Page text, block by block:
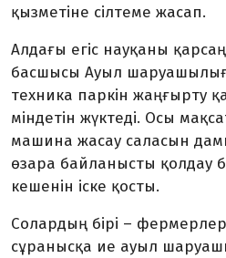
қызметіне сілтеме жасап.
Алдағы егіс науқаны
басшысы Ауыл
техника паркін жаңғырту
міндетін жүктеді. Осы
машина жасау саласын
өзара байланысты қолдау
кешенін іске қосты.
Солардың бірі –
сұранысқа ие ауыл